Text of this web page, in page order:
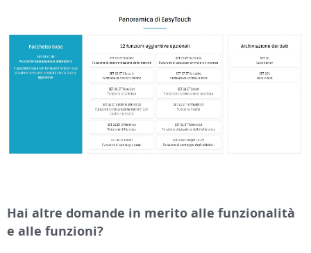
Hai altre domande in merito alle funzionalità
e alle funzioni?